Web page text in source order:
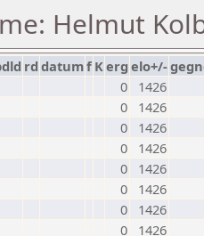
Helmut
rd datumf Kerg elo+/-
0
1426
0
1426
0
1426
0
1426
0
1426
0
1426
0
1426
0
1426